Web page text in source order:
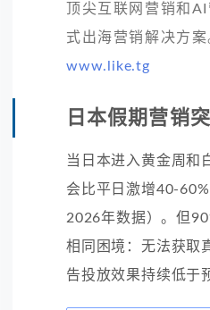
顶尖互联网营销和
式出海营销解决方案
www.like.tg
日本假期营销
当日本进入黄金周和
会比平日激增40-
2026年数据）。但
相同困境：无法获取
告投放效果持续低于